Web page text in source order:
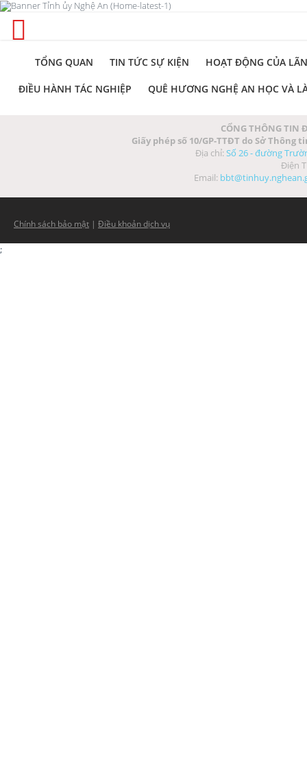
TỔNG QUAN TIN TỨC SỰ KIỆN HOẠT ĐỘNG CỦA
ĐIỀU HÀNH TÁC NGHIỆP QUÊ HƯƠNG NGHỆ AN HỌC VÀ
CỔNG THÔNG TIN
Giấy phép số 10/GP-TTĐT do Sở
Địa chỉ: Số 26 - đường
Điện
Email:
Chính sách bảo mật | Điều khoản dịch vụ
;